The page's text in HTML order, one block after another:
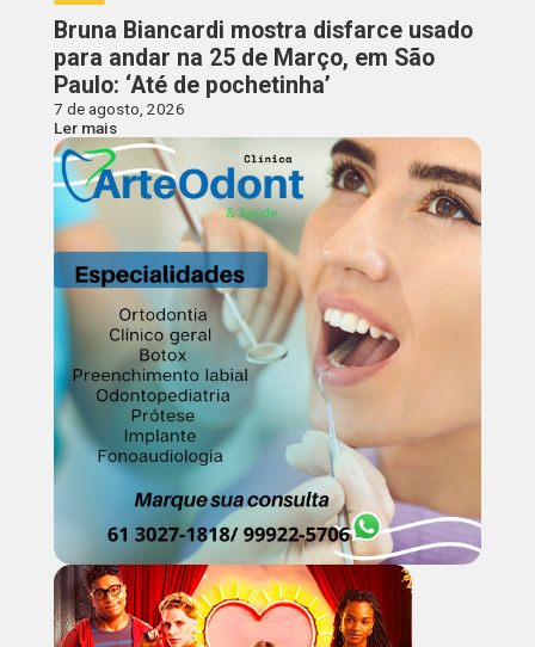
Bruna Biancardi mostra disfarce usado
para andar na 25 de Março, em São
Paulo: ‘Até de pochetinha’
7 de agosto, 2026
Ler mais